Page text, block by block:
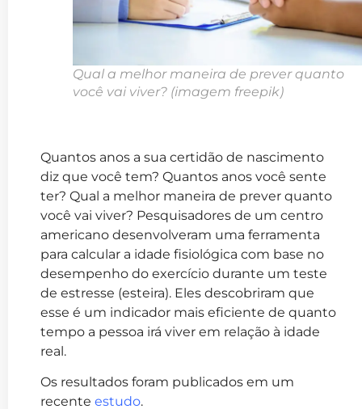
Qual a melhor maneira de prever quanto
você vai viver? (imagem freepik)
Quantos anos a sua certidão de nascimento
diz que você tem? Quantos anos você sente
ter? Qual a melhor maneira de prever quanto
você vai viver? Pesquisadores de um centro
americano desenvolveram uma ferramenta
para calcular a idade fisiológica com base no
desempenho do exercício durante um teste
de estresse (esteira). Eles descobriram que
esse é um indicador mais eficiente de quanto
tempo a pessoa irá viver em relação à idade
real.
Os resultados foram publicados em um
recente estudo.